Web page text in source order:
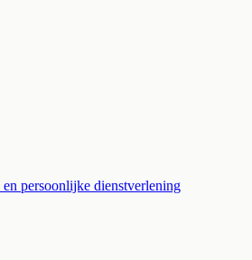
persoonlijke dienstverlening